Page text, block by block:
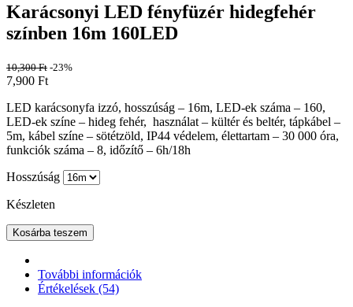
Karácsonyi LED fényfüzér hidegfehér
színben 16m 160LED
10,300Ft -23%
7,900 Ft
LED karácsonyfa izzó, hosszúság – 16m, LED-ek száma – 160,
LED-ek színe – hideg fehér, használat – kültér és beltér, tápkábel –
5m, kábel színe – sötétzöld, IP44 védelem, élettartam – 30 000 óra,
funkciók száma – 8, időzítő – 6h/18h
Hosszúság
Készleten
Kosárba teszem
További információk
Értékelések (54)